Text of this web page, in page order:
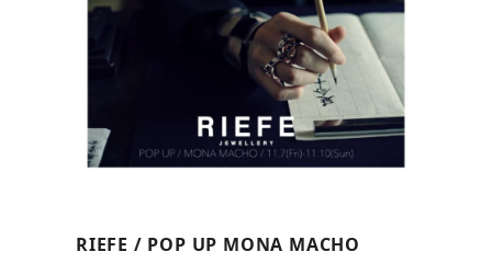
RIEFE / POP UP MONA MACHO